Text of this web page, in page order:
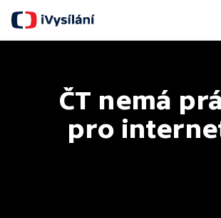
ČT nemá
pro